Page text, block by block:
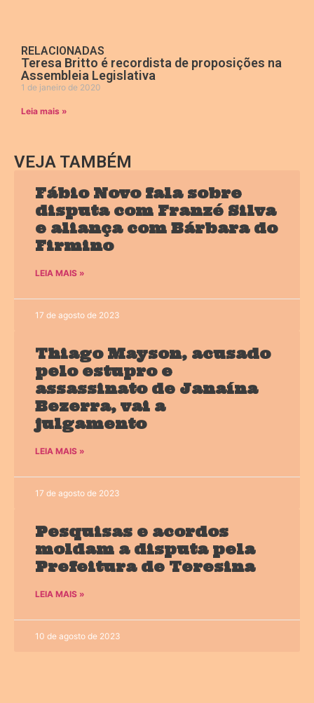
RELACIONADAS
Teresa Britto é recordista de proposições na
Assembleia Legislativa
1 de janeiro de 2020
Leia mais »
VEJA TAMBÉM
Fábio Novo fala sobre
disputa com Franzé Silva
e aliança com Bárbara do
Firmino
LEIA MAIS »
17 de agosto de 2023
Thiago Mayson, acusado
pelo estupro e
assassinato de Janaína
Bezerra, vai a
julgamento
LEIA MAIS »
17 de agosto de 2023
Pesquisas e acordos
moldam a disputa pela
Prefeitura de Teresina
LEIA MAIS »
10 de agosto de 2023